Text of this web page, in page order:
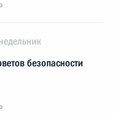
безопасности